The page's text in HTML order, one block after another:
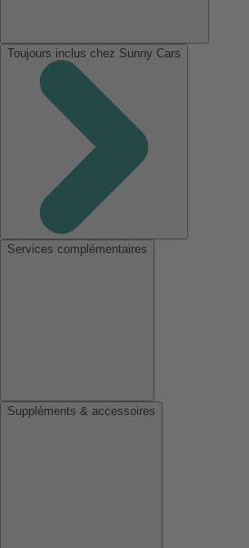
Toujours inclus chez Sunny Cars
Services complémentaires
Suppléments & accessoires